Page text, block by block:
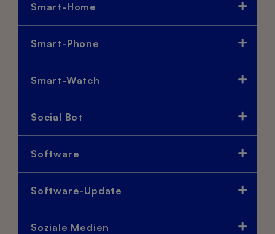
Smart-Home
Smart-Phone
Smart-Watch
Social Bot
Software
Software-Update
Soziale Medien